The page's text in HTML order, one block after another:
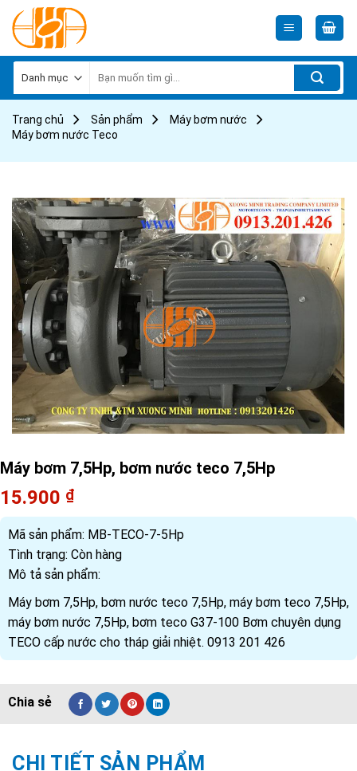
Skip
to
content
kiếm:
Trang chủ Sản phẩm
Máy bơm nước
Máy bơm nước Teco
Máy bơm 7,5Hp, bơm nước teco 7,5Hp
15.900 ₫
Mã sản phẩm: MB-TECO-7-5Hp
Tình trạng: Còn hàng
Mô tả sản phẩm:
Máy bơm 7,5Hp, bơm nước teco 7,5Hp, máy bơm teco 7,5Hp,
máy bơm nước 7,5Hp, bơm teco G37-100 Bơm chuyên dụng
TECO cấp nước cho tháp giải nhiệt. 0913 201 426
CHI TIẾT SẢN PHẨM